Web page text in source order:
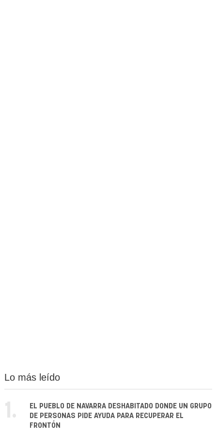
Lo más leído
1.
EL PUEBLO DE NAVARRA DESHABITADO DONDE UN GRUPO
DE PERSONAS PIDE AYUDA PARA RECUPERAR EL
FRONTÓN